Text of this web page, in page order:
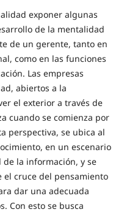
exponer algunas
de la mentalidad
de un gerente, tanto en
como en las funciones
Las empresas
abiertos a la
el exterior a través de
cuando se comienza por
perspectiva, se ubica al
en un escenario
la información, y se
el cruce del pensamiento
dar una adecuada
Con esto se busca